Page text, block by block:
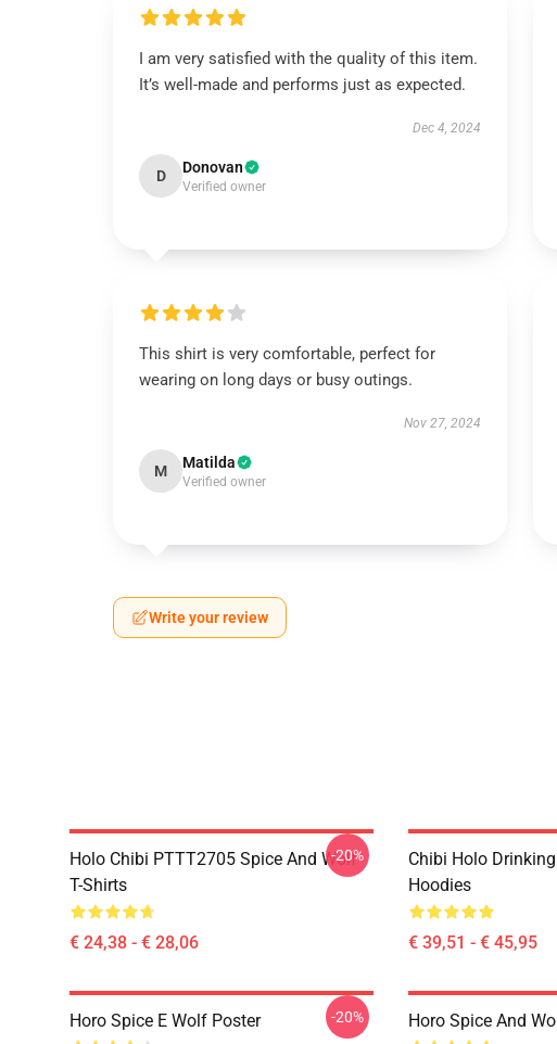
I am very satisfied with the quality of this item.
It’s well-made and performs just as expected.
Dec 4, 2024
D Donovan
Verified owner
This shirt is very comfortable, perfect for
wearing on long days or busy outings.
Nov 27, 2024
M Matilda
Verified owner
Write your review
Holo Chibi PTTT2705 Spice And Wolf
T-Shirts
€ 24,38 - € 28,06
-20%
Chibi Holo
Hoodies
€ 39,51 - € 45,95
Horo Spice E Wolf Poster -20% Horo Spice And